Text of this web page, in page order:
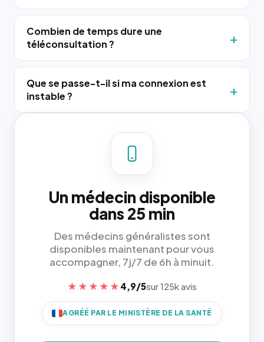
Combien de temps dure une
téléconsultation ?
Que se passe-t-il si ma connexion est
instable ?
Un médecin disponible
dans 25 min
Des médecins généralistes sont
disponibles maintenant pour vous
accompagner, 7j/7 de 6h à minuit.
★★★★★ 4,9/5sur 125k avis
AGRÉÉ PAR LE MINISTÈRE DE LA SANTÉ